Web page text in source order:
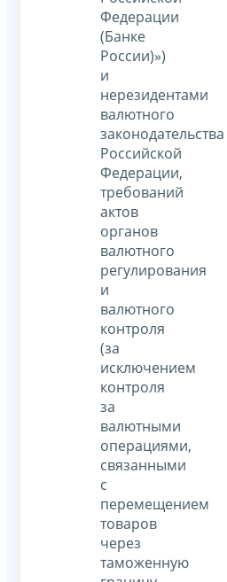
Федерации
(Банке
России)»)
и
нерезидентами
валютного
законодательства
Российской
Федерации,
требований
актов
органов
валютного
регулирования
и
валютного
контроля
(за
исключением
контроля
за
валютными
операциями,
связанными
с
перемещением
товаров
через
таможенную